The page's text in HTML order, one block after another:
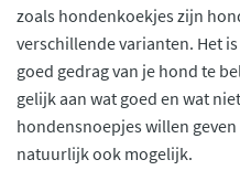
zoals hondenkoekjes zijn
verschillende varianten. Het
goed gedrag van je hond te
gelijk aan wat goed en wat
hondensnoepjes willen
natuurlijk ook mogelijk.